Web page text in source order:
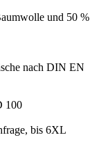
und 50 %
nach DIN EN
100
bis 6XL